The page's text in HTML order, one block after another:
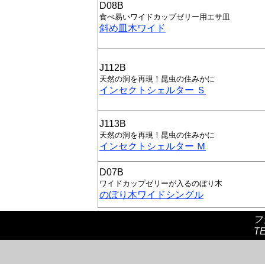
D08B
食べ易いワイドカップゼリー用エサ皿
斜め皿木ワイド
J112B
天然の洞を再現！昆虫の住みかに
インセクトシェルター Ｓ
J113B
天然の洞を再現！昆虫の住みかに
インセクトシェルター Ｍ
D07B
ワイドカップゼリーが入るのぼり木
のぼり木ワイドシングル